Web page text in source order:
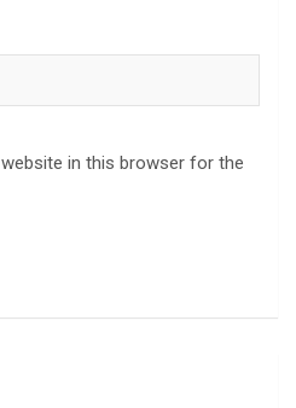
in this browser for the